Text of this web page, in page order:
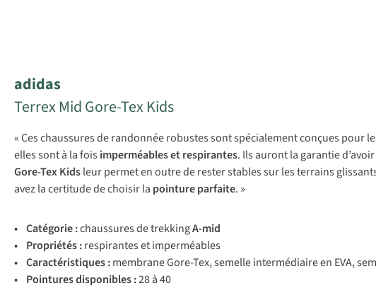
adidas
Terrex Mid Gore-Tex Kids
« Ces chaussures de randonnée robustes sont spécialement conçues pour
elles sont à la fois imperméables et respirantes. Ils auront la garantie
Gore-Tex Kidsleur permet en outre de rester stables sur les terrains
avez la certitude de choisir la pointure parfaite. »
• Catégorie:chaussures de trekkingA-mid
• Propriétés:respirantesetimperméables
• Caractéristiques:membraneGore-Tex,semelleintermédiaireen EVA,se
• Pointuresdisponibles:28 à 40